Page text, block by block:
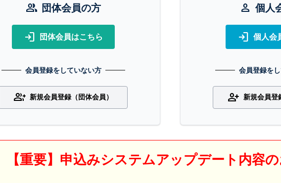
group 団体会員の方
login 団体会員はこちら
会員登録をしていない方
group_add 新規会員登録（団体会員）
person 個人
login 個人会
会員登録を
person_add 新規会員登
【重要】申込みシステムアップデート内容